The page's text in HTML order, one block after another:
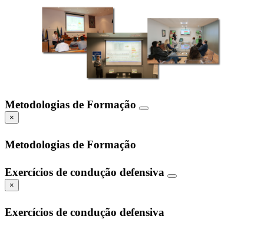
Metodologias de Formação
×
Metodologias de Formação
Exercícios de condução defensiva
×
Exercícios de condução defensiva